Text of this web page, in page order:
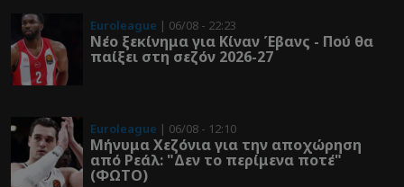
Euroleague | 06/08 - 22:23
Νέο ξεκίνημα για Κίναν Έβανς - Πού θα
παίξει στη σεζόν 2026-27
Euroleague | 06/08 - 12:10
Μήνυμα Χεζόνια για την αποχώρηση
από Ρεάλ: "Δεν το περίμενα ποτέ"
(ΦΩΤΟ)